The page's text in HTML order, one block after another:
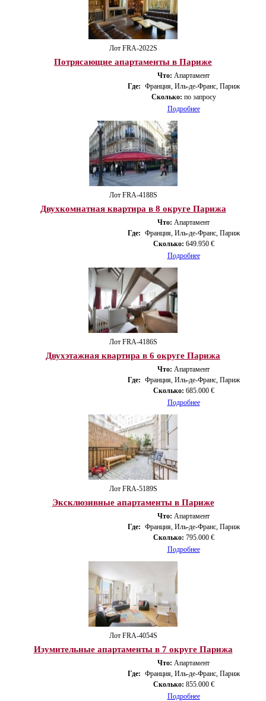
Лот FRA-2022S
Потрясающие апартаменты в Париже
Что: Апартамент
Где: Франция, Иль-де-Франс, Париж
Сколько: по запросу
Подробнее
Лот FRA-4188S
Двухкомнатная квартира в 8 округе Парижа
Что: Апартамент
Где: Франция, Иль-де-Франс, Париж
Сколько: 649.950 €
Подробнее
Лот FRA-4186S
Двухэтажная квартира в 6 округе Парижа
Что: Апартамент
Где: Франция, Иль-де-Франс, Париж
Сколько: 685.000 €
Подробнее
Лот FRA-5189S
Эксклюзивные апартаменты в Париже
Что: Апартамент
Где: Франция, Иль-де-Франс, Париж
Сколько: 795.000 €
Подробнее
Лот FRA-4054S
Изумительные апартаменты в 7 округе Парижа
Что: Апартамент
Где: Франция, Иль-де-Франс, Париж
Сколько: 855.000 €
Подробнее